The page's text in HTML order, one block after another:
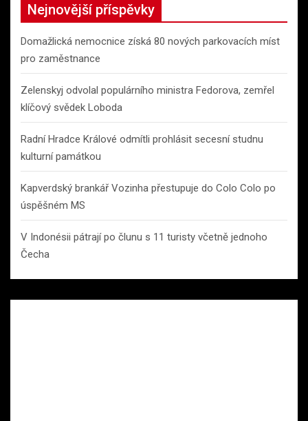
Nejnovější příspěvky
Domažlická nemocnice získá 80 nových parkovacích míst
pro zaměstnance
Zelenskyj odvolal populárního ministra Fedorova, zemřel
klíčový svědek Loboda
Radní Hradce Králové odmítli prohlásit secesní studnu
kulturní památkou
Kapverdský brankář Vozinha přestupuje do Colo Colo po
úspěšném MS
V Indonésii pátrají po člunu s 11 turisty včetně jednoho
Čecha